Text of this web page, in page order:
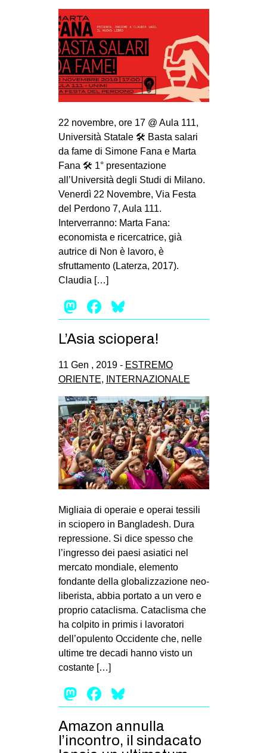
MANIFESTI
MUSICA
RECENSIONI
INTERNAZIONALE
AMERICHE
ESTREMO ORIENTE
EUROPA
MEDIO ORIENTE
MONDO
EVENTI
bsky
ms
SEARCH
22 novembre, ore 17 @ Aula 111,
Università Statale 🛠 Basta salari
da fame di Simone Fana e Marta
Fana 🛠 1° presentazione
all’Università degli Studi di Milano.
Venerdì 22 Novembre, Via Festa
del Perdono 7, Aula 111.
Interverranno: Marta Fana:
economista e ricercatrice, già
autrice di Non è lavoro, è
sfruttamento (Laterza, 2017).
Claudia […]
Mastodon
Facebook
L’Asia sciopera!
11 Gen , 2019 - ESTREMO
ORIENTE, INTERNAZIONALE
Migliaia di operaie e operai tessili
in sciopero in Bangladesh. Dura
repressione. Si dice spesso che
l’ingresso dei paesi asiatici nel
mercato mondiale, elemento
fondante della globalizzazione neo-
liberista, abbia portato a un vero e
proprio cataclisma. Cataclisma che
ha colpito in primis i lavoratori
dell’opulento Occidente che, nelle
ultime tre decadi hanno visto un
costante […]
Mastodon
Facebook
Amazon annulla
l’incontro, il sindacato